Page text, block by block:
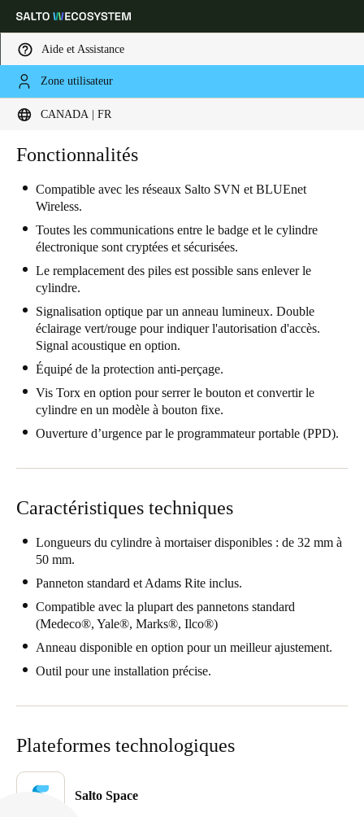
Aide et Assistance
Zone utilisateur
CANADA | FR
Sélectionnez vos paramètres de localisation et de langue
Global Europe
Canada|Français
English
Canada
EnglishFrançais
Enregistrer la nouvelle sélection comme choix par défaut
Fonctionnalités
Compatible avec les réseaux Salto SVN et BLUEnet
Wireless.
Toutes les communications entre le badge et le cylindre
électronique sont cryptées et sécurisées.
Le remplacement des piles est possible sans enlever le
cylindre.
Signalisation optique par un anneau lumineux. Double
éclairage vert/rouge pour indiquer l'autorisation d'accès.
Signal acoustique en option.
Équipé de la protection anti-perçage.
Vis Torx en option pour serrer le bouton et convertir le
cylindre en un modèle à bouton fixe.
Ouverture d’urgence par le programmateur portable (PPD).
Caractéristiques techniques
Longueurs du cylindre à mortaiser disponibles : de 32 mm à
50 mm.
Panneton standard et Adams Rite inclus.
Compatible avec la plupart des pannetons standard
(Medeco®, Yale®, Marks®, Ilco®)
Anneau disponible en option pour un meilleur ajustement.
Outil pour une installation précise.
Plateformes technologiques
Salto Space